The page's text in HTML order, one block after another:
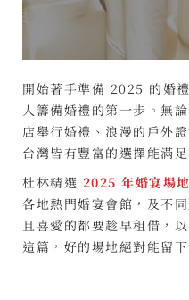
開始著手準備 2025 的婚
人籌備婚禮的第一步。無
店舉行婚禮、浪漫的戶外
台灣皆有豐富的選擇能滿足
杜林精選 2025 年婚宴場
各地熱門婚宴會館，及不
且喜愛的都要趁早租借，
這篇，好的場地絕對能留下